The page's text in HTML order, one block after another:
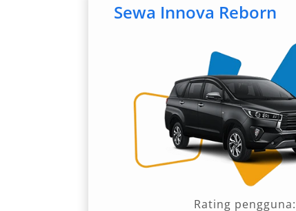
Sebagaimana dijelaskan dalam
destinasi seperti pantai, danau,
membutuhkan kendaraan yang
Manfaat Menggunakan
Belitung
Menggunakan layanan rental mobil
memberikan solusi transportasi
dengan akses terbatas. Berikut 5
Sewa Innova Reborn
Rating pengguna: